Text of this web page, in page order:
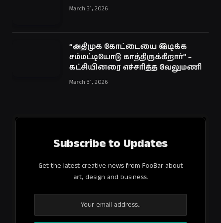
March 31, 2026
“அதிமுக கோட்டையை இடிக்க
சம்மட்டியோடு காத்திருக்கிறார்” –
கட்சியினரை எச்சரித்த வேலுமணி
March 31, 2026
Subscribe to Updates
Get the latest creative news from FooBar about
art, design and business.